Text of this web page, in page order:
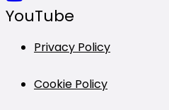
YouTube
Privacy Policy
Cookie Policy